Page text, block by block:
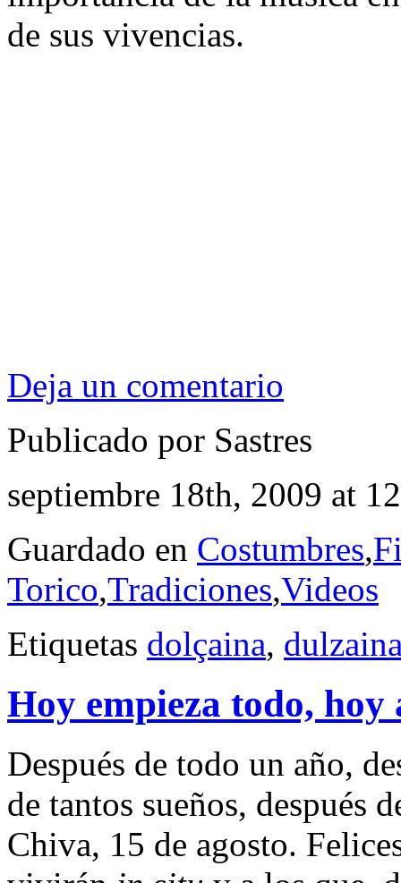
de sus vivencias.
Deja un comentario
Publicado por Sastres
septiembre 18th, 2009 at
Guardado en Costumbres,
Torico,Tradiciones,Videos
Etiquetas dolçaina,
Hoy empieza todo, hoy
Después de todo un año,
de tantos sueños, después
Chiva, 15 de agosto.